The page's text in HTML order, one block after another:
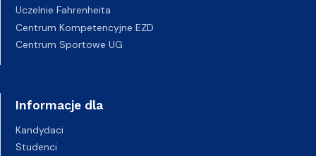
Uczelnie Fahrenheita
Centrum Kompetencyjne EZD
Centrum Sportowe UG
Informacje dla
Kandydaci
Studenci